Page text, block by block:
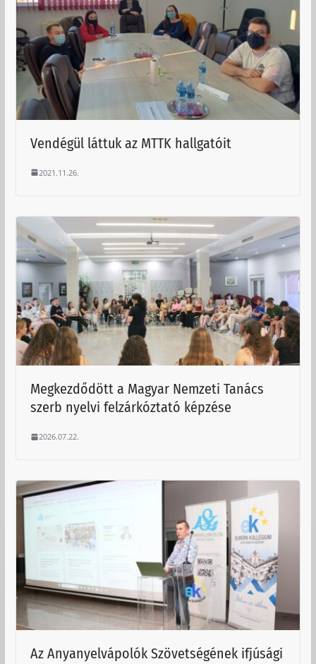
Vendégül láttuk az MTTK hallgatóit
2021.11.26.
Megkezdődött a Magyar Nemzeti Tanács
szerb nyelvi felzárkóztató képzése
2026.07.22.
Az Anyanyelvápolók Szövetségének ifjúsági